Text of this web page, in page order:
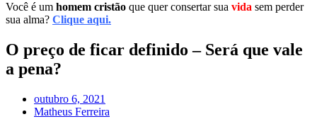
Você é um homem cristão que quer consertar sua vida sem perder
sua alma? Clique aqui.
O preço de ficar definido – Será que vale
a pena?
outubro 6, 2021
Matheus Ferreira